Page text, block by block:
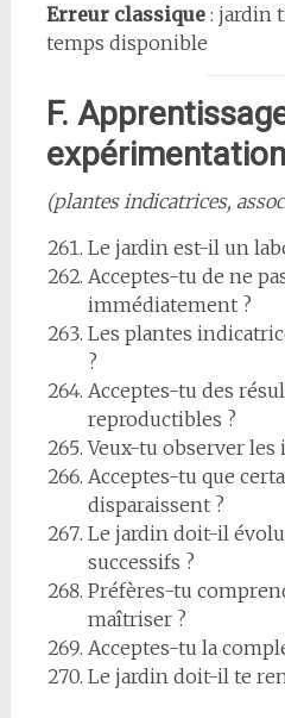
Erreur classique: jardin
temps disponible
F.
(plantes indicatrices,
Le jardin est-il un
Acceptes-tu de ne
immédiatement ?
Les plantes
?
Acceptes-tu des
reproductibles ?
Veux-tu observer les
Acceptes-tu que
disparaissent ?
Le jardin doit-il
successifs ?
Préfères-tu
maîtriser ?
Acceptes-tu la
Le jardin doit-il te